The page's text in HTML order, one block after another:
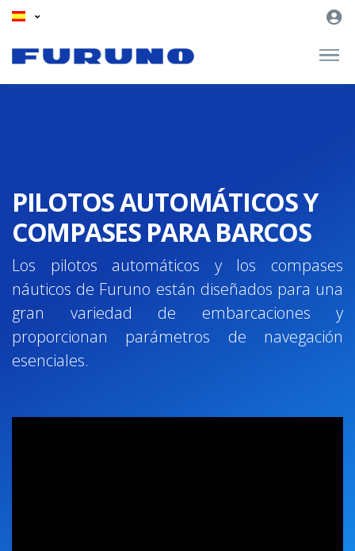
PILOTOS AUTOMÁTICOS Y
COMPASES PARA BARCOS
Los pilotos automáticos y los compases
náuticos de Furuno están diseñados para una
gran variedad de embarcaciones y
proporcionan parámetros de navegación
esenciales.